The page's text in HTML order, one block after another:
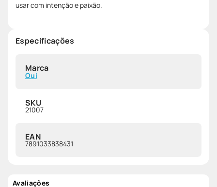
usar com intenção e paixão.
Especificações
Marca
Oui
SKU
21007
EAN
7891033838431
Avaliações